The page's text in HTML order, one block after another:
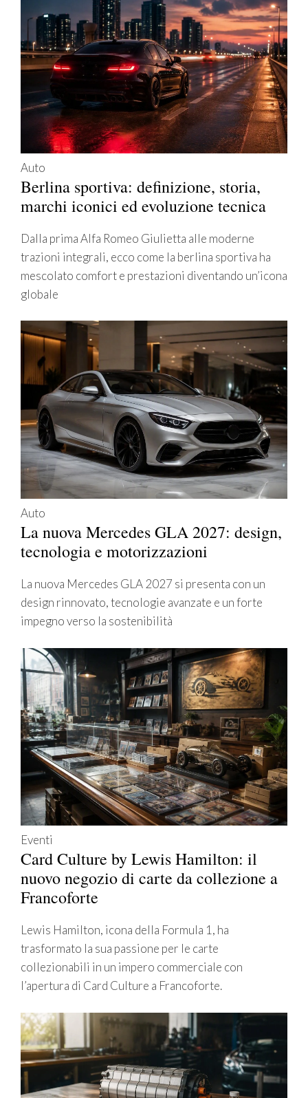
Auto
Berlina sportiva: definizione, storia,
marchi iconici ed evoluzione tecnica
Dalla prima Alfa Romeo Giulietta alle moderne
trazioni integrali, ecco come la berlina sportiva ha
mescolato comfort e prestazioni diventando un’icona
globale
Auto
La nuova Mercedes GLA 2027: design,
tecnologia e motorizzazioni
La nuova Mercedes GLA 2027 si presenta con un
design rinnovato, tecnologie avanzate e un forte
impegno verso la sostenibilità
Eventi
Card Culture by Lewis Hamilton: il
nuovo negozio di carte da collezione a
Francoforte
Lewis Hamilton, icona della Formula 1, ha
trasformato la sua passione per le carte
collezionabili in un impero commerciale con
l’apertura di Card Culture a Francoforte.